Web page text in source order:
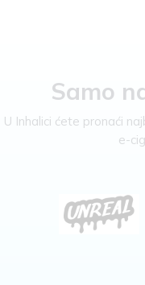
Samo
U Inhalici ćete pronaći
e-